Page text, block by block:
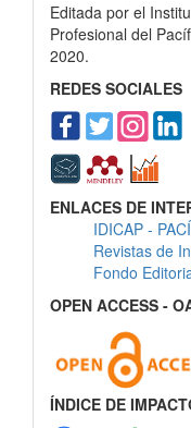
Editada por el
Profesional del
2020.
REDES SOCIALES
ENLACES DE
IDICAP -
Revistas de
Fondo
OPEN ACCESS -
ÍNDICE DE